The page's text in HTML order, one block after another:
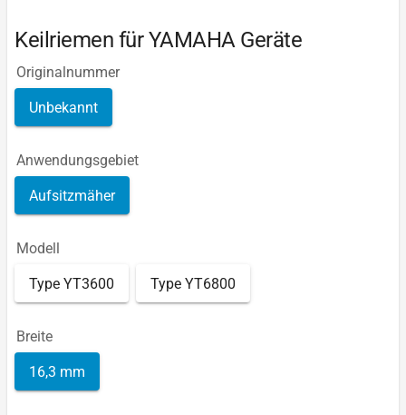
Keilriemen für YAMAHA Geräte
Originalnummer
Unbekannt
Anwendungsgebiet
Aufsitzmäher
Modell
Type YT3600 Type YT6800
Breite
16,3 mm